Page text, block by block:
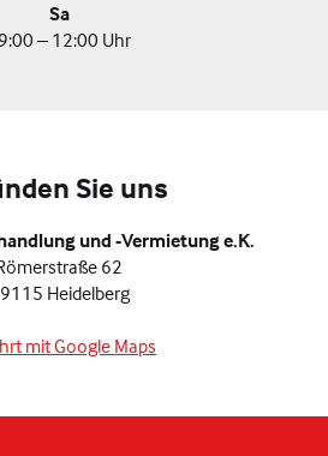
Sa
– 12:00 Uhr
Sie uns
und -Vermietung e.K.
62
Heidelberg
mit Google Maps